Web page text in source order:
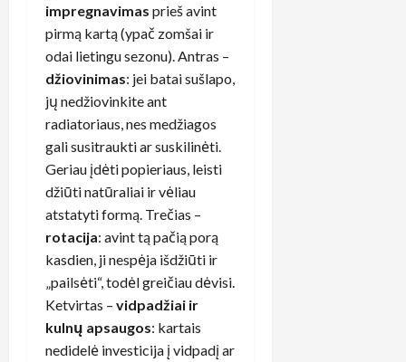
impregnavimas prieš avint
pirmą kartą (ypač zomšai ir
odai lietingu sezonu). Antras –
džiovinimas: jei batai sušlapo,
jų nedžiovinkite ant
radiatoriaus, nes medžiagos
gali susitraukti ar suskilinėti.
Geriau įdėti popieriaus, leisti
džiūti natūraliai ir vėliau
atstatyti formą. Trečias –
rotacija: avint tą pačią porą
kasdien, ji nespėja išdžiūti ir
„pailsėti“, todėl greičiau dėvisi.
Ketvirtas – vidpadžiai ir
kulnų apsaugos: kartais
nedidelė investicija į vidpadį ar